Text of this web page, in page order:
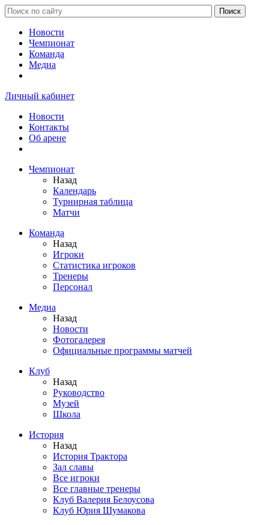
Новости
Чемпионат
Команда
Медиа
Личный кабинет
Новости
Контакты
Об арене
Чемпионат
Назад
Календарь
Турнирная таблица
Матчи
Команда
Назад
Игроки
Статистика игроков
Тренеры
Персонал
Медиа
Назад
Новости
Фотогалерея
Официальные программы матчей
Клуб
Назад
Руководство
Музей
Школа
История
Назад
История Трактора
Зал славы
Все игроки
Все главные тренеры
Клуб Валерия Белоусова
Клуб Юрия Шумакова